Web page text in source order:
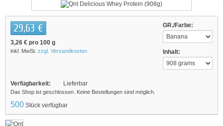
GR./Farbe:
Inhalt:
29,63 €
3,26 € pro 100 g
inkl. MwSt. zzgl. Versandkosten
Verfügbarkeit: Lieferbar
Das Shop ist geschlossen. Keine Bestellungen sind möglich.
500 Stück verfügbar